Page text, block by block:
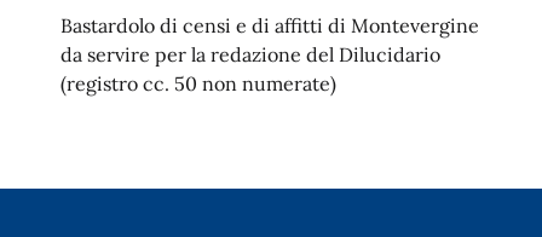
Bastardolo di censi e di affitti di Montevergine
da servire per la redazione del Dilucidario
(registro cc. 50 non numerate)